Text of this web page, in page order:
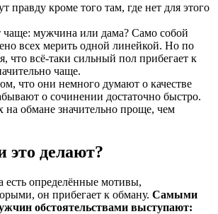
кроме того там, где нет для этого
чаще: мужчина или дама? Само собой
всех мерить одной линейкой. Но по
что всё-таки сильный пол прибегает к
чаще.
что они немного думают о качестве
о сочинении достаточно быстро.
на обмане значительно проще, чем
это делают?
есть определённые мотивы,
он прибегает к обману. Самыми
обстоятельствами выступают: